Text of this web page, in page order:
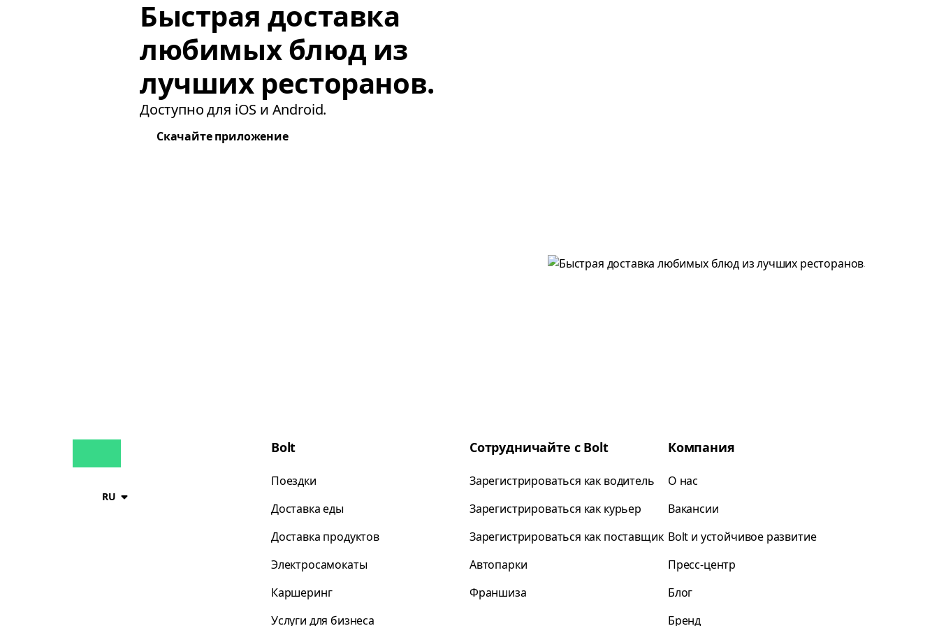
Быстрая доставка
любимых блюд из
лучших ресторанов.
Доступно для iOS и Android.
Скачайте приложение
RU
Bolt
Поездки
Доставка еды
Доставка продуктов
Электросамокаты
Каршеринг
Услуги для бизнеса
Сотрудничайте с Bolt
Зарегистрироваться как водитель
Зарегистрироваться как курьер
Зарегистрироваться как поставщик
Автопарки
Франшиза
Компания
О нас
Вакансии
Bolt и устойчивое развитие
Пресс-центр
Блог
Бренд